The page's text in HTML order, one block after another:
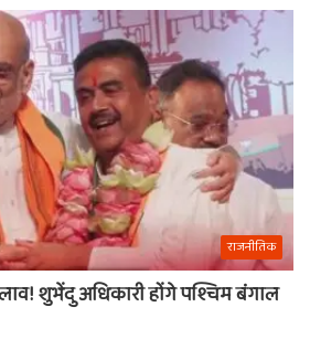
राजनीतिक
शुभेंदु अधिकारी होंगे पश्चिम बंगाल